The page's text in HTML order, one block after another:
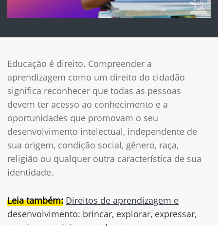
Educação é direito. Compreender a
aprendizagem como um direito do cidadão
significa reconhecer que todas as pessoas
devem ter acesso ao conhecimento e a
oportunidades que promovam o seu
desenvolvimento intelectual, independente de
sua origem, condição social, gênero, raça,
religião ou qualquer outra característica de sua
identidade.
Leia também: Direitos de aprendizagem e
desenvolvimento: brincar, explorar, expressar,